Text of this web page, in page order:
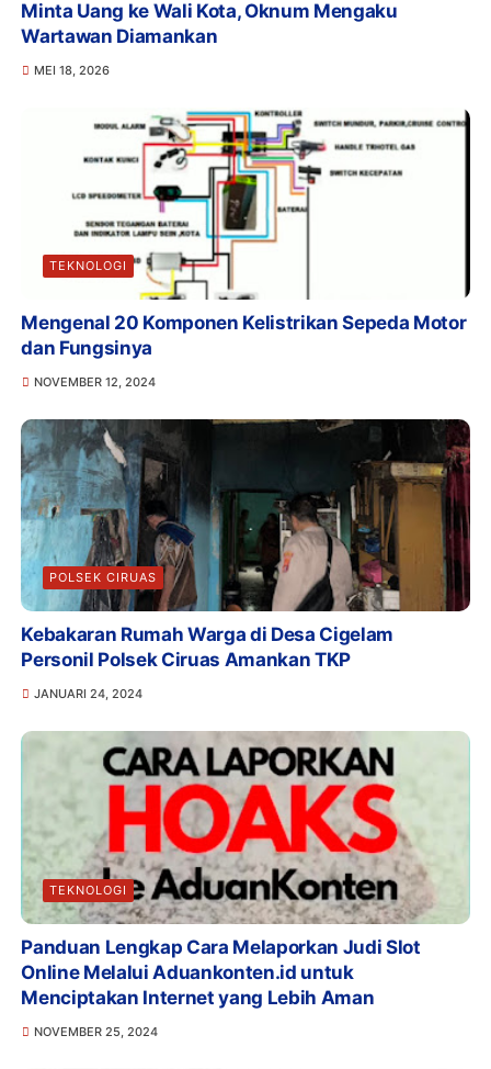
Minta Uang ke Wali Kota, Oknum Mengaku
Wartawan Diamankan
MEI 18, 2026
TEKNOLOGI
Mengenal 20 Komponen Kelistrikan Sepeda Motor
dan Fungsinya
NOVEMBER 12, 2024
POLSEK CIRUAS
Kebakaran Rumah Warga di Desa Cigelam
Personil Polsek Ciruas Amankan TKP
JANUARI 24, 2024
TEKNOLOGI
Panduan Lengkap Cara Melaporkan Judi Slot
Online Melalui Aduankonten.id untuk
Menciptakan Internet yang Lebih Aman
NOVEMBER 25, 2024